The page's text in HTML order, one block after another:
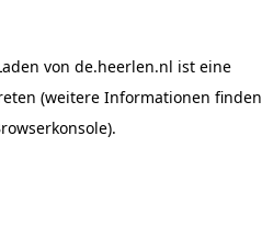
von de.heerlen.nl ist eine
(weitere Informationen finden